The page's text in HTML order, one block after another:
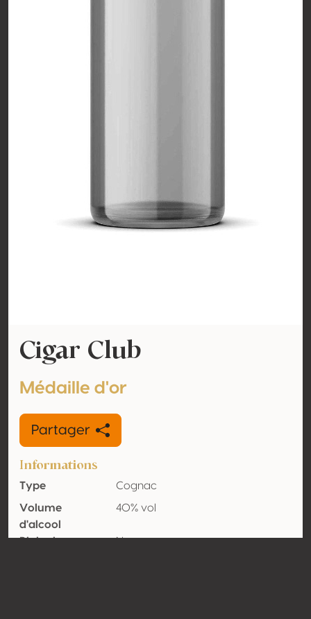
Cigar Club
Médaille d'or
Partager
Informations
Type
Cognac
Volume
d'alcool
40% vol
Biologique
Non